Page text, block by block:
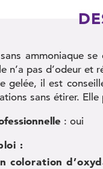
ammoniaque
n’a pas d’odeur
gelée, il est
sans étirer.
: oui
:
coloration